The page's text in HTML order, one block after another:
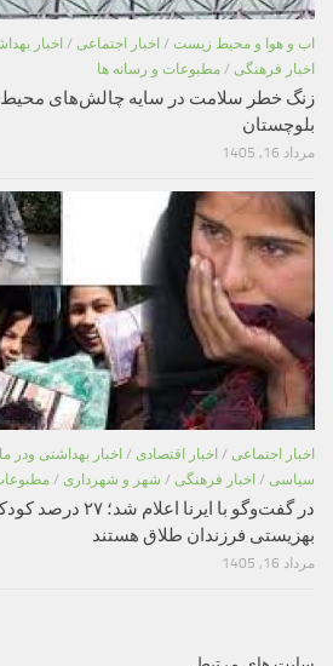
اب و هوا و محیط زیست / اخبار اجتماعی / اخبار
اخبار فرهنگی / مطبوعات و رسانه ها
زنگ خطر سلامت در سایه چالش‌های
بلوچستان
مرداد 16, 1405
اخبار اجتماعی / اخبار اقتصادی / اخبار بهداشتی ودر
سیاسی / اخبار فرهنگی / شهر و شهرداری /
در گفت‌وگو با ایرنا
بهزیستی فرزندان طلاق هستند
مرداد 16, 1405